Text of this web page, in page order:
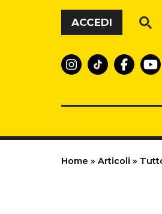
Vai al contenuto
ACCEDI
Home » Articoli »